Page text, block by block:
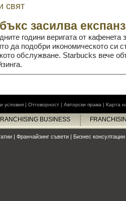
свят
засилва
години веригата от кафенета
да подобри икономическото си
обслужване. Starbucks вече
условия | Отговорност | Авторски права | Карта
BUSINESS
| Франчайзинг съвети | Бизнес консултации